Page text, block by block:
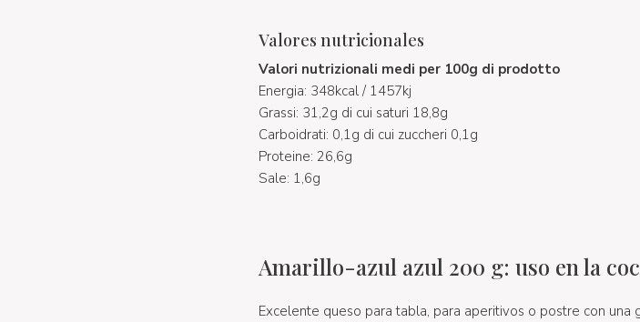
Valores nutricionales
Valori nutrizionali medi per 100g di prodotto
Energia: 348kcal / 1457kj
Grassi: 31,2g di cui saturi 18,8g
Carboidrati: 0,1g di cui zuccheri 0,1g
Proteine: 26,6g
Sale: 1,6g
Amarillo-azul azul 200 g: uso en la
Excelente queso para tabla, para aperitivos o postre con